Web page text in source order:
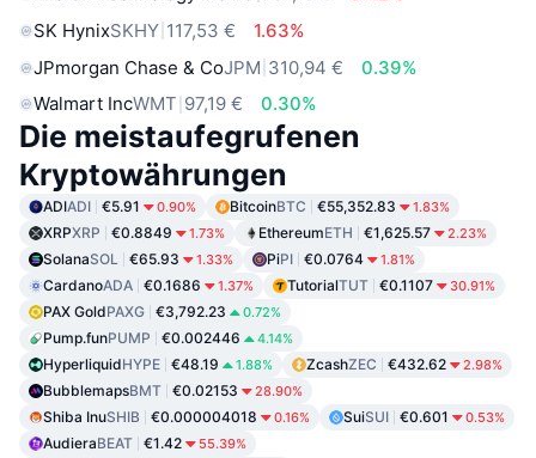
SK HynixSKHY 117,53 €
1.63%
JPmorgan Chase & CoJPM 310,94 €
0.39%
Walmart IncWMT 97,19 € 0.30%
Die meistaufegrufenen
Kryptowährungen
ADIADI €5.91 0.90% BitcoinBTC €55,352.83 1.83%
XRPXRP €0.8849 1.73% EthereumETH €1,625.57 2.23%
SolanaSOL €65.93 1.33% PiPI €0.0764 1.81%
CardanoADA €0.1686 1.37% TutorialTUT €0.1107 30.91%
PAX GoldPAXG €3,792.23 0.72%
Pump.funPUMP €0.002446 4.14%
HyperliquidHYPE €48.19 1.88% ZcashZEC €432.62 2.98%
BubblemapsBMT €0.02153 28.90%
Shiba InuSHIB €0.000004018 0.16% SuiSUI €0.601 0.53%
AudieraBEAT €1.42 55.39%